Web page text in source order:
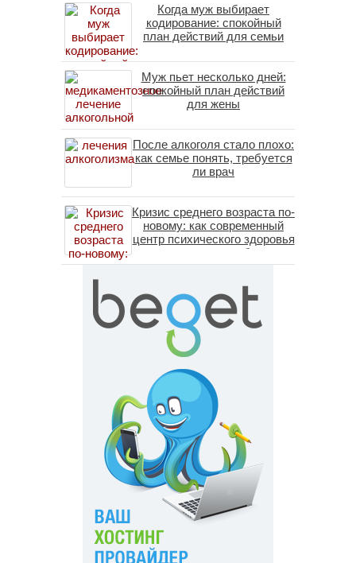
Когда муж выбирает
кодирование: спокойный
план действий для семьи
Муж пьет несколько дней:
спокойный план действий
для жены
После алкоголя стало плохо:
как семье понять, требуется
ли врач
Кризис среднего возраста по-
новому: как современный
центр психического здоровья
помогает пересобрать
личность без таблеток